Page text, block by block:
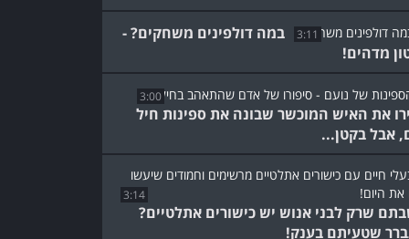
3:11
במה דולפינים משחקים? -
מדהים!
3:00
את האיש המוכשר שבונה את ספינות חיל
אבל בקטן...
3:14
שרק לבני אנוש יש כישורים אתלטיים?
שטעיתם בענק!